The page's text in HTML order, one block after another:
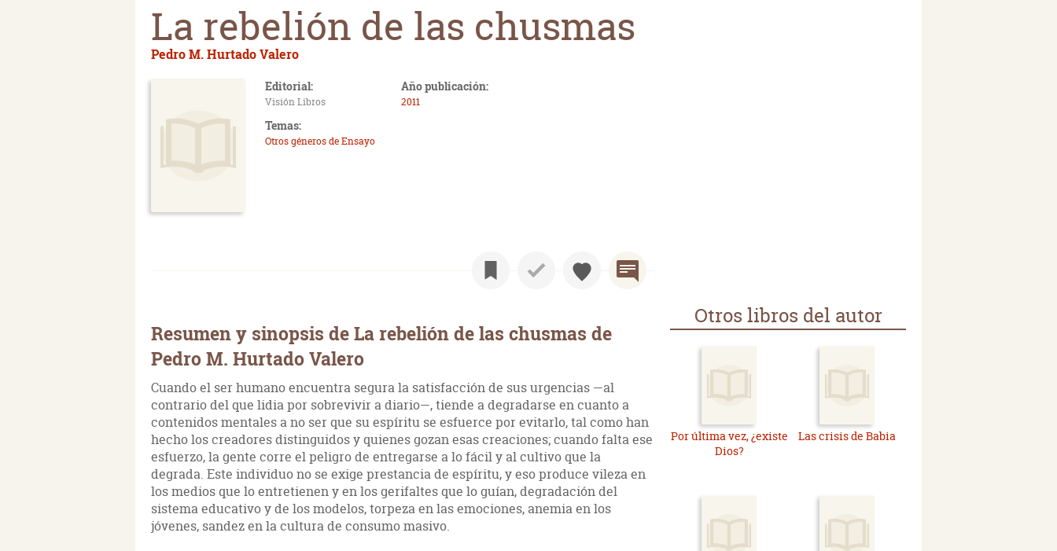
La rebelión de las chusmas
Pedro M. Hurtado Valero
Editorial:
Visión Libros
Año publicación:
2011
Temas:
Otros géneros de Ensayo
Resumen y sinopsis de La rebelión de las chusmas de
Pedro M. Hurtado Valero
Cuando el ser humano encuentra segura la satisfacción de sus urgencias —al
contrario del que lidia por sobrevivir a diario—, tiende a degradarse en cuanto a
contenidos mentales a no ser que su espíritu se esfuerce por evitarlo, tal como han
hecho los creadores distinguidos y quienes gozan esas creaciones; cuando falta ese
esfuerzo, la gente corre el peligro de entregarse a lo fácil y al cultivo que la
degrada. Este individuo no se exige prestancia de espíritu, y eso produce vileza en
los medios que lo entretienen y en los gerifaltes que lo guían, degradación del
sistema educativo y de los modelos, torpeza en las emociones, anemia en los
jóvenes, sandez en la cultura de consumo masivo.
Otros libros del autor
Por última vez, ¿existe
Dios?
Las crisis de Babia